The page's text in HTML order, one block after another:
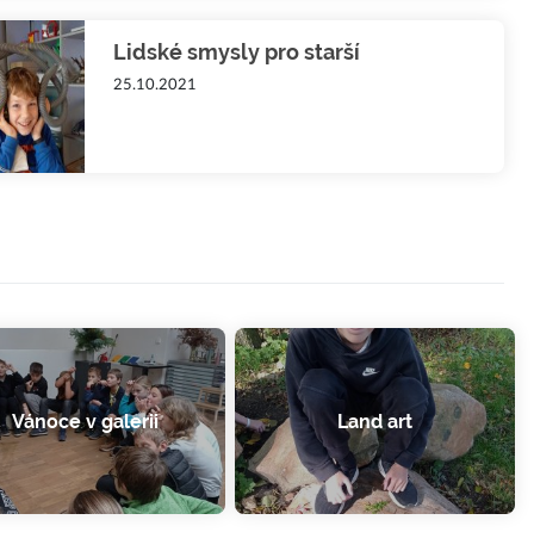
Lidské smysly pro starší
25.10.2021
Vánoce v galerii Land art